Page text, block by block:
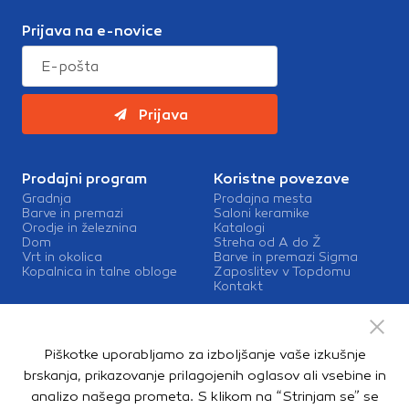
Prijava na e-novice
Prijava
Prodajni program
Gradnja
Barve in premazi
Orodje in železnina
Dom
Vrt in okolica
Kopalnica in talne obloge
Koristne povezave
Prodajna mesta
Saloni keramike
Katalogi
Streha od A do Ž
Barve in premazi Sigma
Zaposlitev v Topdomu
Kontakt
Mešalnice barv
Dostava
Piškotke uporabljamo za izboljšanje vaše izkušnje
brskanja, prikazovanje prilagojenih oglasov ali vsebine in
analizo našega prometa. S klikom na “Strinjam se” se